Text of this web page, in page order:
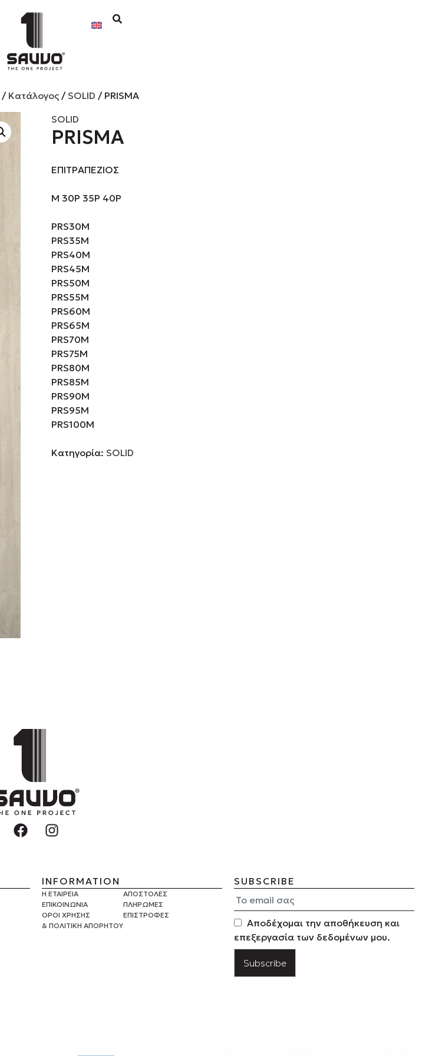
/ Κατάλογος / SOLID / PRISMA
SOLID
PRISMA
ΕΠΙΤΡΑΠΕΖΙΟΣ
M 30P 35P 40P
PRS30M
PRS35M
PRS40M
PRS45M
PRS50M
PRS55M
PRS60M
PRS65M
PRS70M
PRS75M
PRS80M
PRS85M
PRS90M
PRS95M
PRS100M
Κατηγορία: SOLID
INFORMATION
Η ΕΤΑΙΡΕΙΑ
ΕΠΙΚΟΙΝΩΝΙΑ
ΟΡΟΙ ΧΡΗΣΗΣ
& ΠΟΛΙΤΙΚΗ ΑΠΟΡΗΤΟΥ
ΑΠΟΣΤΟΛΕΣ
ΠΛΗΡΩΜΕΣ
ΕΠΙΣΤΡΟΦΕΣ
SUBSCRIBE
Αποδέχομαι την αποθήκευση και
επεξεργασία των δεδομένων μου.